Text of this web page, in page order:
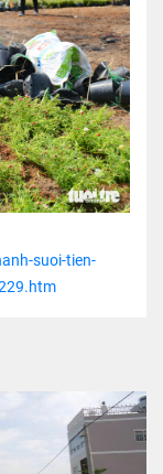
suoi-tien-